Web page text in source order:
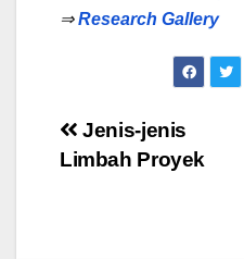
⇒Research Gallery
Post
navigation
Jenis-jenis
Limbah Proyek